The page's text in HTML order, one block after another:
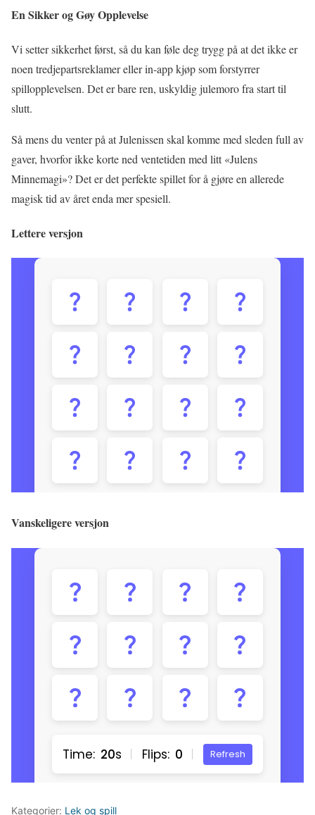
En Sikker og Gøy Opplevelse
Vi setter sikkerhet først, så du kan føle deg trygg på at det ikke er
noen tredjepartsreklamer eller in-app kjøp som forstyrrer
spillopplevelsen. Det er bare ren, uskyldig julemoro fra start til
slutt.
Så mens du venter på at Julenissen skal komme med sleden full av
gaver, hvorfor ikke korte ned ventetiden med litt «Julens
Minnemagi»? Det er det perfekte spillet for å gjøre en allerede
magisk tid av året enda mer spesiell.
Lettere versjon
Vanskeligere versjon
Kategorier: Lek og spill